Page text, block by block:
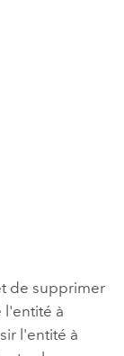
de supprimer
l'entité à
l'entité à